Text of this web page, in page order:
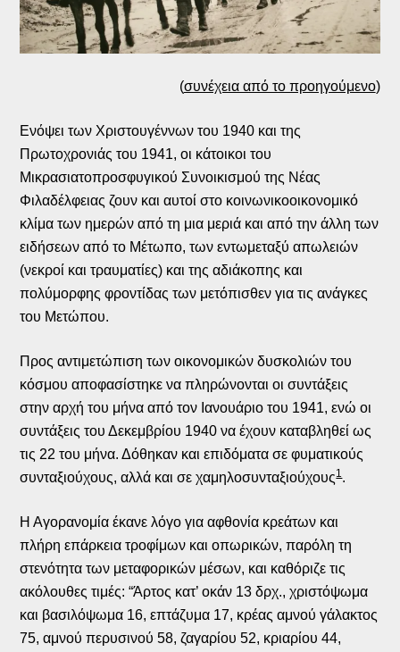
(συνέχεια από το προηγούμενο)
Ενόψει των Χριστουγέννων του 1940 και της
Πρωτοχρονιάς του 1941, οι κάτοικοι του
Μικρασιατοπροσφυγικού Συνοικισμού της Νέας
Φιλαδέλφειας ζουν και αυτοί στο κοινωνικοοικονομικό
κλίμα των ημερών από τη μια μεριά και από την άλλη των
ειδήσεων από το Μέτωπο, των εντωμεταξύ απωλειών
(νεκροί και τραυματίες) και της αδιάκοπης και
πολύμορφης φροντίδας των μετόπισθεν για τις ανάγκες
του Μετώπου.
Προς αντιμετώπιση των οικονομικών δυσκολιών του
κόσμου αποφασίστηκε να πληρώνονται οι συντάξεις
στην αρχή του μήνα από τον Ιανουάριο του 1941, ενώ οι
συντάξεις του Δεκεμβρίου 1940 να έχουν καταβληθεί ως
τις 22 του μήνα. Δόθηκαν και επιδόματα σε φυματικούς
συνταξιούχους, αλλά και σε χαμηλοσυνταξιούχους1.
Η Αγορανομία έκανε λόγο για αφθονία κρεάτων και
πλήρη επάρκεια τροφίμων και οπωρικών, παρόλη τη
στενότητα των μεταφορικών μέσων, και καθόριζε τις
ακόλουθες τιμές: “Άρτος κατ’ οκάν 13 δρχ., χριστόψωμα
και βασιλόψωμα 16, επτάζυμα 17, κρέας αμνού γάλακτος
75, αμνού περυσινού 58, ζαγαρίου 52, κριαρίου 44,